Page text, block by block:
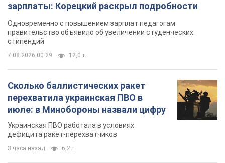
зарплаты: Корецкий раскрыл подробности
Одновременно с повышением зарплат педагогам
правительство объявило об увеличении студенческих
стипендий
7.08.2026 00:29 12,0 т.
Сколько баллистических ракет
перехватила украинская ПВО в
июле: в Минобороны назвали цифру
Украинская ПВО работала в условиях
дефицита ракет-перехватчиков
3 часа назад 6,2 т.